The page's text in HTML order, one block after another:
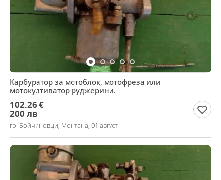
Карбуратор за мотоблок, мотофреза или
мотокултиватор руджерини.
102,26 €
200 лв
гр. Бойчиновци, Монтана, 01 август